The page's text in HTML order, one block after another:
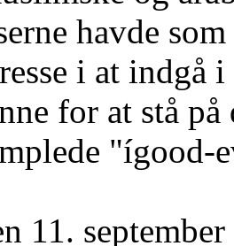
havde
i at indgå
for at stå
11.